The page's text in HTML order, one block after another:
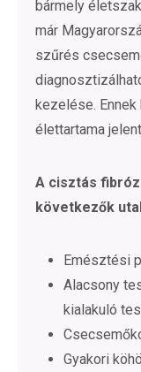
bármely
már
szűrés
kezelése.
élettartama
A cisztás
következők
Emésztési
Alacsony
kialakuló
Gyakori